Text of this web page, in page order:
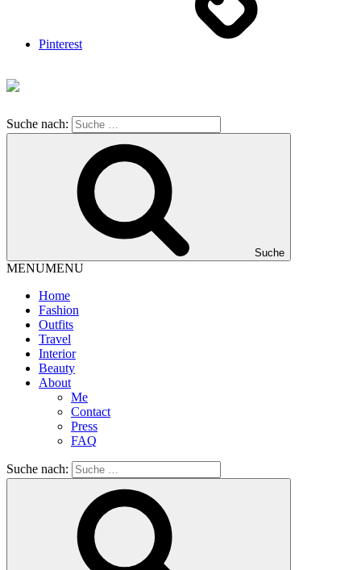
Pinterest
Suche nach:
Suche
MENUMENU
Home
Fashion
Outfits
Travel
Interior
Beauty
About
Me
Contact
Press
FAQ
Suche nach: